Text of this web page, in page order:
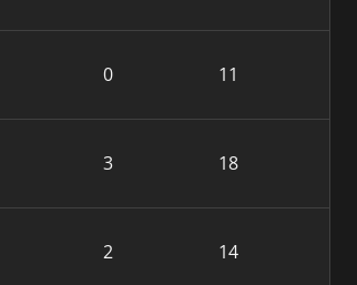
0 11
3 18
2 14